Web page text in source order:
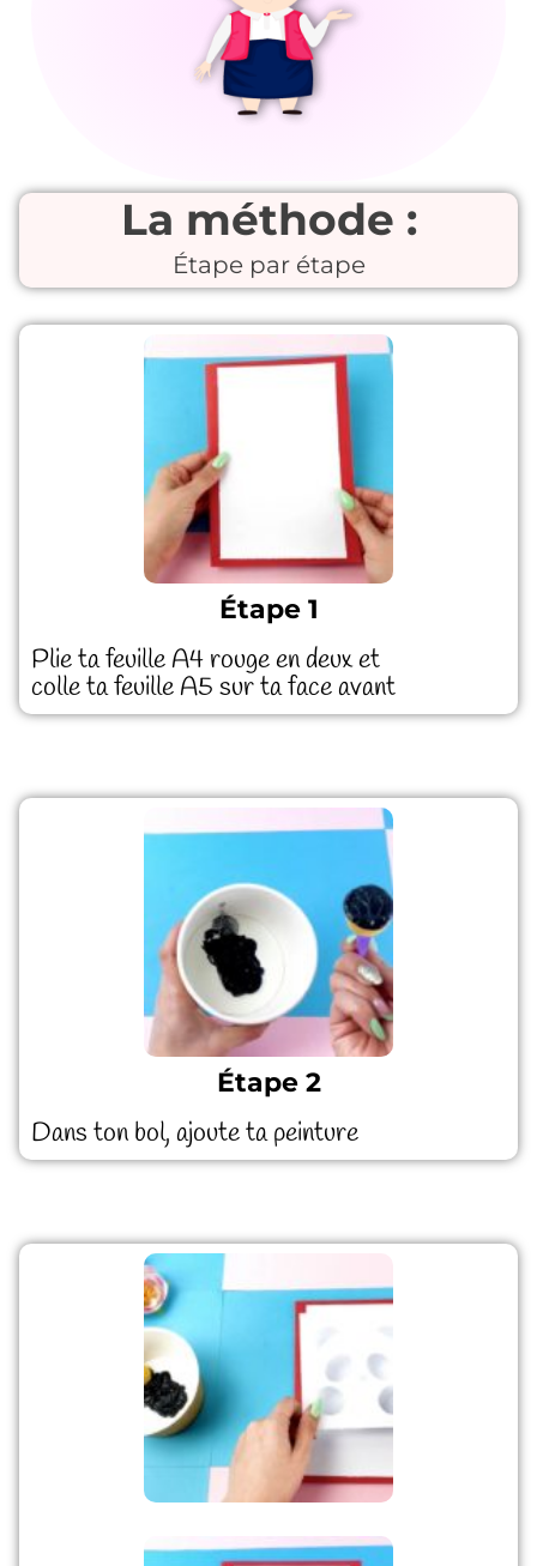
La méthode :
Étape par étape
Étape 1
Plie ta feuille A4 rouge en deux et
colle ta feuille A5 sur ta face avant
Étape 2
Dans ton bol, ajoute ta peinture